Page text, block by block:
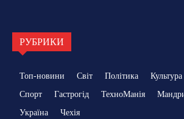
РУБРИКИ
Топ-новини Світ Політика Культура
Спорт
Гастрогід ТехноМанія
Україна
Чехія